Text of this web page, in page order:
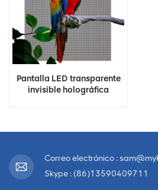
Pantalla LED transparente
invisible holográfica
Correo electrónico :
Skype : (86)13590409711